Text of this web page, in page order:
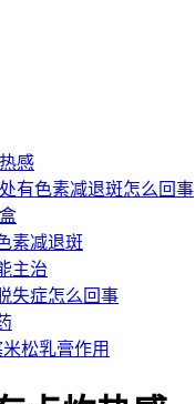
感
有色素减退斑怎么回事
素减退斑
主治
失症怎么回事
松乳膏作用